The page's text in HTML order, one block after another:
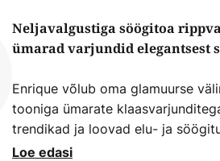
Neljavalgustiga söögitoa
ümarad varjundid elegantsest
Enrique võlub oma glamuurse
tooniga ümarate
trendikad ja loovad elu- ja
toetab puidust tala, mis on
Loe edasi